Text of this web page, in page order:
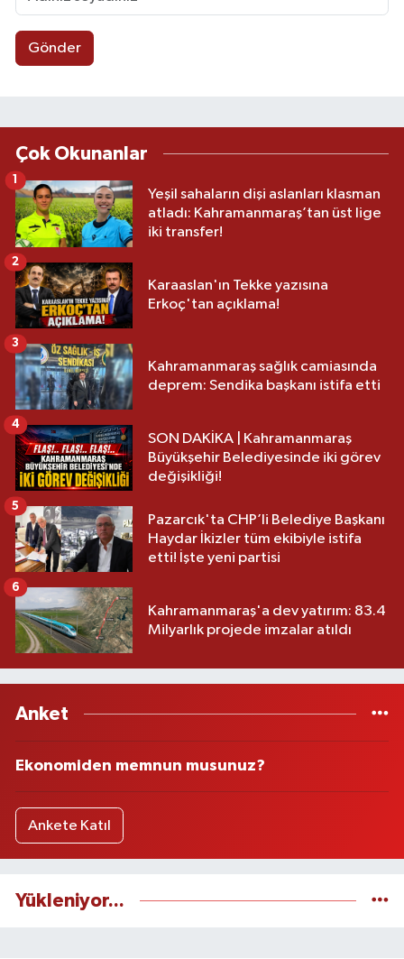
Gönder
Çok Okunanlar
Yeşil sahaların dişi aslanları klasman
atladı: Kahramanmaraş’tan üst lige
iki transfer!
Karaaslan'ın Tekke yazısına
Erkoç'tan açıklama!
2
Kahramanmaraş sağlık camiasında
deprem: Sendika başkanı istifa etti
3
SON DAKİKA | Kahramanmaraş
Büyükşehir Belediyesinde iki görev
değişikliği!
4
Pazarcık'ta CHP’li Belediye Başkanı
Haydar İkizler tüm ekibiyle istifa
etti! İşte yeni partisi
5
Kahramanmaraş'a dev yatırım: 83.4
Milyarlık projede imzalar atıldı
6
Anket
Ekonomiden memnun musunuz?
Ankete Katıl
Yükleniyor...